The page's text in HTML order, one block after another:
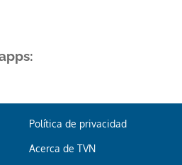
Política de privacidad
Acerca de TVN